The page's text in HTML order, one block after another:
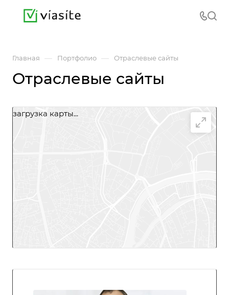
Главная — Портфолио — Отраслевые сайты
Отраслевые сайты
загрузка карты...